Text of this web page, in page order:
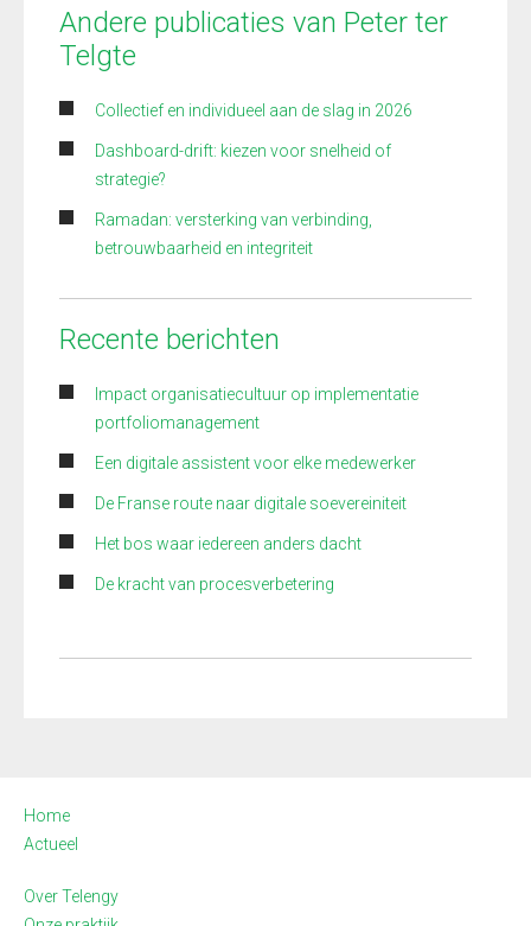
Andere publicaties van Peter ter
Telgte
Collectief en individueel aan de slag in 2026
Dashboard-drift: kiezen voor snelheid of
strategie?
Ramadan: versterking van verbinding,
betrouwbaarheid en integriteit
Recente berichten
Impact organisatiecultuur op implementatie
portfoliomanagement
Een digitale assistent voor elke medewerker
De Franse route naar digitale soevereiniteit
Het bos waar iedereen anders dacht
De kracht van procesverbetering
Home
Actueel
Over Telengy